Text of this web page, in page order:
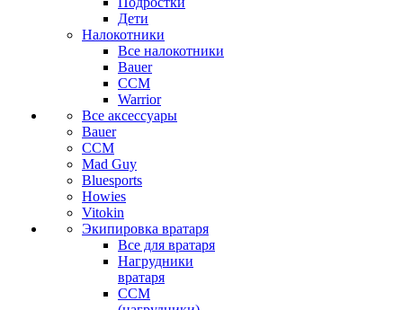
Дети
Налокотники
Все налокотники
Bauer
CCM
Warrior
Все аксессуары
Bauer
CCM
Mad Guy
Bluesports
Howies
Vitokin
Экипировка вратаря
Все для вратаря
Нагрудники
вратаря
CCM